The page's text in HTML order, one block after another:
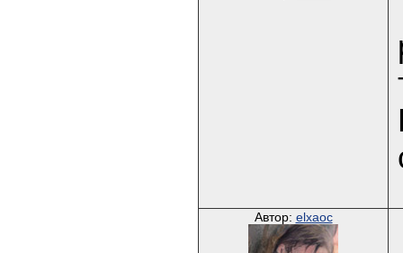
Автор: elxaoc